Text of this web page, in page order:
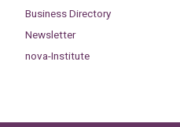
Business Directory
Newsletter
nova-Institute